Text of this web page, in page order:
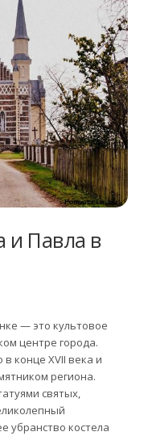
и Павла в
— это культовое
центре города.
конце XVII века и
региона.
святых,
убранство костела